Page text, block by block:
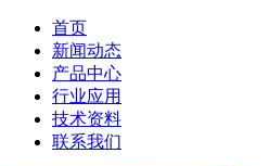
首页
新闻动态
产品中心
行业应用
技术资料
联系我们